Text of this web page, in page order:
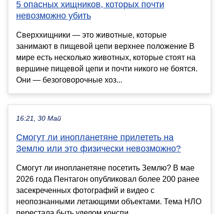
5 опасных хищников, которых почти
невозможно убить
Сверххищники — это животные, которые
занимают в пищевой цепи верхнее положение В
мире есть несколько животных, которые стоят на
вершине пищевой цепи и почти никого не боятся.
Они — безоговорочные хоз...
16:21, 30 Май
Смогут ли инопланетяне прилететь на
Землю или это физически невозможно?
Смогут ли инопланетяне посетить Землю? В мае
2026 года Пентагон опубликовал более 200 ранее
засекреченных фотографий и видео с
неопознанными летающими объектами. Тема НЛО